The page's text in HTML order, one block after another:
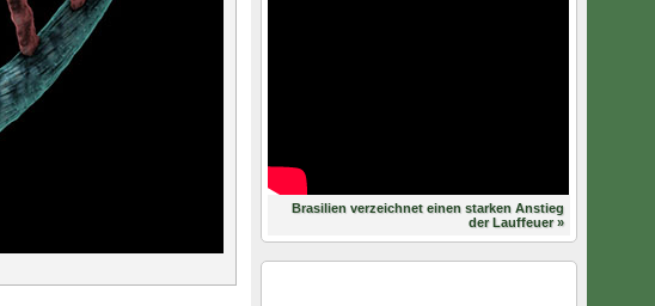
Brasilien verzeichnet einen starken Anstieg
der Lauffeuer »